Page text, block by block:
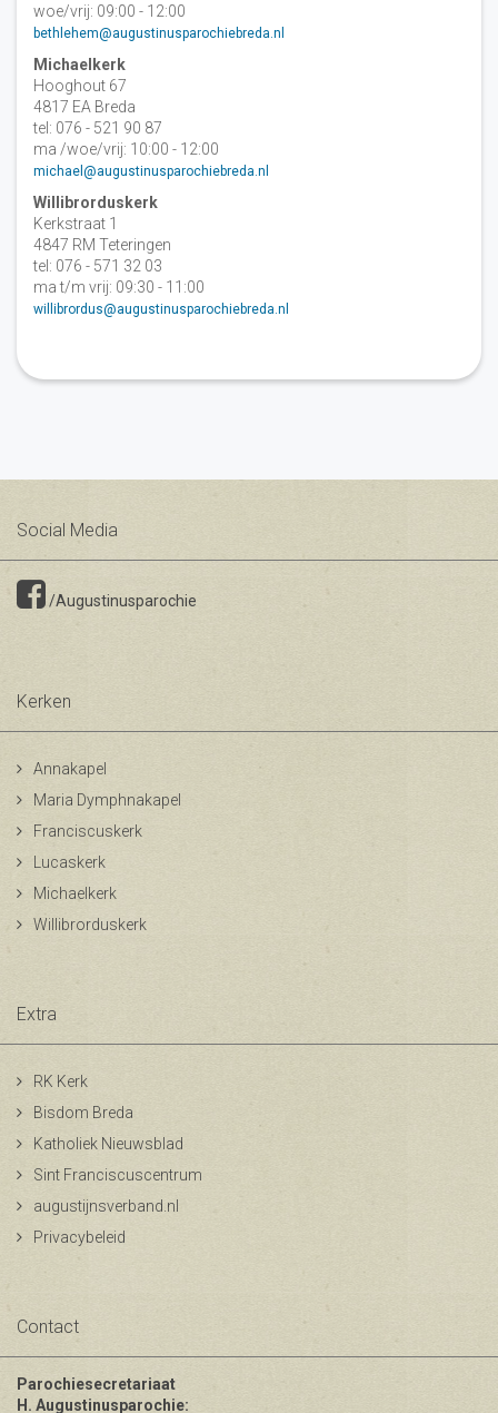
woe/vrij: 09:00 - 12:00
bethlehem@augustinusparochiebreda.nl
Michaelkerk
Hooghout 67
4817 EA Breda
tel: 076 - 521 90 87
ma /woe/vrij: 10:00 - 12:00
michael@augustinusparochiebreda.nl
Willibrorduskerk
Kerkstraat 1
4847 RM Teteringen
tel: 076 - 571 32 03
ma t/m vrij: 09:30 - 11:00
willibrordus@augustinusparochiebreda.nl
Social Media
/Augustinusparochie
Kerken
Annakapel
Maria Dymphnakapel
Franciscuskerk
Lucaskerk
Michaelkerk
Willibrorduskerk
Extra
RK Kerk
Bisdom Breda
Katholiek Nieuwsblad
Sint Franciscuscentrum
augustijnsverband.nl
Privacybeleid
Contact
Parochiesecretariaat
H. Augustinusparochie: